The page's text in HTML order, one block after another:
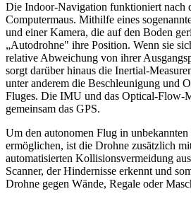
Die Indoor-Navigation funktioniert nach
Computermaus. Mithilfe eines
und einer Kamera, die auf den Boden
„Autodrohne" ihre Position. Wenn sie
relative Abweichung von ihrer
sorgt darüber hinaus die Inertial-
unter anderem die Beschleunigung und
Fluges. Die IMU und das Optical-Flow-
gemeinsam das GPS.
Um den autonomen Flug in
ermöglichen, ist die Drohne zusätzlich
automatisierten Kollisionsvermeidung
Scanner, der Hindernisse erkennt und
Drohne gegen Wände, Regale oder